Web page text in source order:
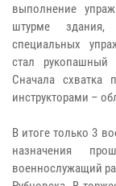
выполнение
штурме здания,
специальных
стал рукопашный
Сначала схватка
инструкторами –
В итоге только 3
назначения
военнослужащий